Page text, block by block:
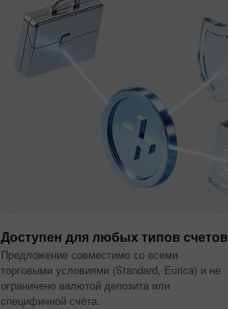
Доступен для любых типов счетов
Предложение совместимо со всеми
торговыми условиями (Standard, Eurica) и не
ограничено валютой депозита или
специфичной счёта.